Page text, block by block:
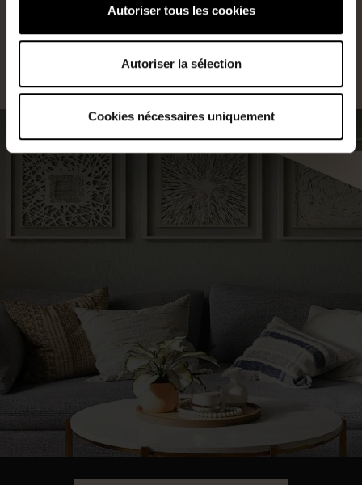
Autoriser tous les cookies
Autoriser la sélection
Cookies nécessaires uniquement
logements les plus énergivores correspondant aux lettres F et
Septembre 2021 – ©Les Toits